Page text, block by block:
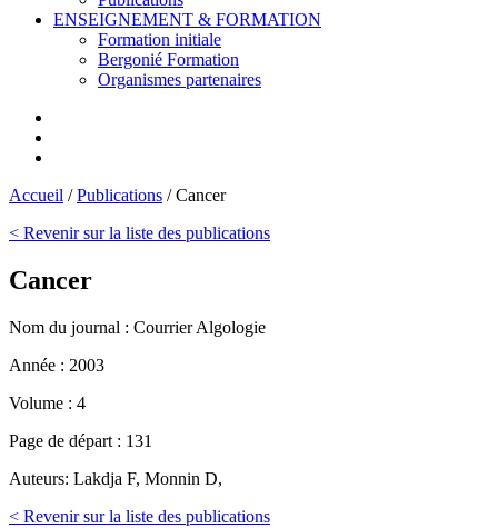
ENSEIGNEMENT & FORMATION
Formation initiale
Bergonié Formation
Organismes partenaires
Accueil /Publications /Cancer
< Revenir sur la liste des publications
Cancer
Nom du journal : Courrier Algologie
Année : 2003
Volume : 4
Page de départ : 131
Auteurs: Lakdja F, Monnin D,
< Revenir sur la liste des publications